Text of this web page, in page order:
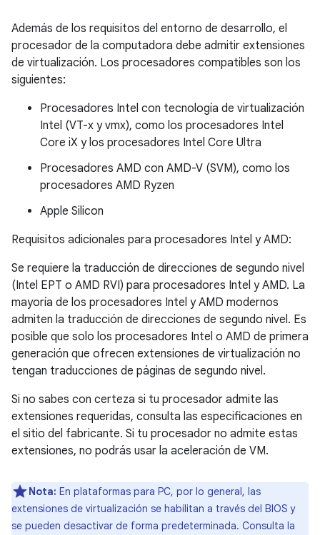
Además de los requisitos del entorno de desarrollo, el
procesador de la computadora debe admitir extensiones
de virtualización. Los procesadores compatibles son los
siguientes:
Procesadores Intel con tecnología de virtualización
Intel (VT-x y vmx), como los procesadores Intel
Core iX y los procesadores Intel Core Ultra
Procesadores AMD con AMD-V (SVM), como los
procesadores AMD Ryzen
Apple Silicon
Requisitos adicionales para procesadores Intel y AMD:
Se requiere la traducción de direcciones de segundo nivel
(Intel EPT o AMD RVI) para procesadores Intel y AMD. La
mayoría de los procesadores Intel y AMD modernos
admiten la traducción de direcciones de segundo nivel. Es
posible que solo los procesadores Intel o AMD de primera
generación que ofrecen extensiones de virtualización no
tengan traducciones de páginas de segundo nivel.
Si no sabes con certeza si tu procesador admite las
extensiones requeridas, consulta las especificaciones en
el sitio del fabricante. Si tu procesador no admite estas
extensiones, no podrás usar la aceleración de VM.
Nota: En plataformas para PC, por lo general, las
extensiones de virtualización se habilitan a través del BIOS y
se pueden desactivar de forma predeterminada. Consulta la